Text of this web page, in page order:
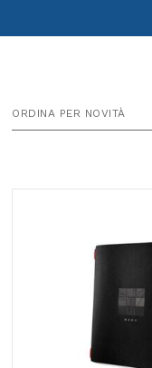
ORDINA PER NOVITÀ